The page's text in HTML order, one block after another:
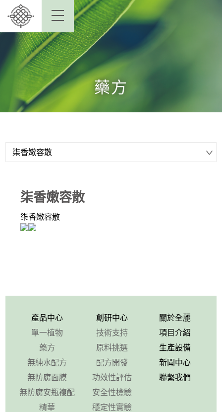
藥方
柒香嫩容散
柒香嫩容散
柒香嫩容散
產品中心
單一植物
藥方
無純水配方
無防腐面膜
無防腐安瓶複配
精華
創研中心
技術支持
原料挑選
配方開發
功效性評估
安全性檢驗
穩定性實驗
關於全麗
項目介紹
生產設備
新聞中心
聯繫我們